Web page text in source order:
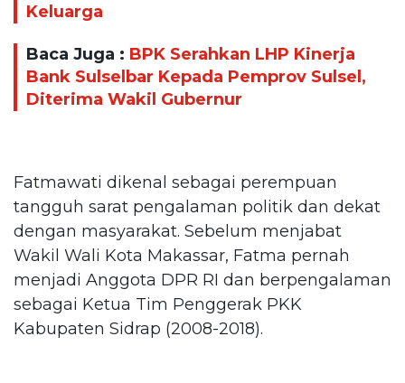
Keluarga
Baca Juga : BPK Serahkan LHP Kinerja
Bank Sulselbar Kepada Pemprov Sulsel,
Diterima Wakil Gubernur
Fatmawati dikenal sebagai perempuan
tangguh sarat pengalaman politik dan dekat
dengan masyarakat. Sebelum menjabat
Wakil Wali Kota Makassar, Fatma pernah
menjadi Anggota DPR RI dan berpengalaman
sebagai Ketua Tim Penggerak PKK
Kabupaten Sidrap (2008-2018).